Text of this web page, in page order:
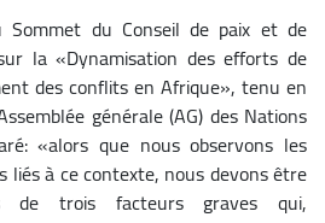
Sommet du Conseil de paix et de
la «Dynamisation des efforts de
des conflits en Afrique», tenu en
générale (AG) des Nations
«alors que nous observons les
liés à ce contexte, nous devons être
de trois facteurs graves qui,